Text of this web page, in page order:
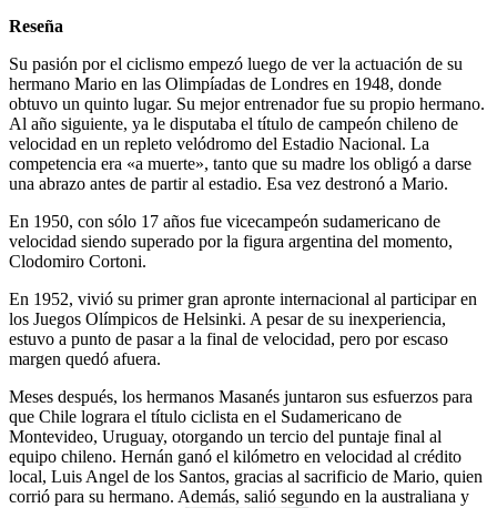
Reseña
Su pasión por el ciclismo empezó luego de ver la actuación de su
hermano Mario en las Olimpíadas de Londres en 1948, donde
obtuvo un quinto lugar. Su mejor entrenador fue su propio hermano.
Al año siguiente, ya le disputaba el título de campeón chileno de
velocidad en un repleto velódromo del Estadio Nacional. La
competencia era «a muerte», tanto que su madre los obligó a darse
una abrazo antes de partir al estadio. Esa vez destronó a Mario.
En 1950, con sólo 17 años fue vicecampeón sudamericano de
velocidad siendo superado por la figura argentina del momento,
Clodomiro Cortoni.
En 1952, vivió su primer gran apronte internacional al participar en
los Juegos Olímpicos de Helsinki. A pesar de su inexperiencia,
estuvo a punto de pasar a la final de velocidad, pero por escaso
margen quedó afuera.
Meses después, los hermanos Masanés juntaron sus esfuerzos para
que Chile lograra el título ciclista en el Sudamericano de
Montevideo, Uruguay, otorgando un tercio del puntaje final al
equipo chileno. Hernán ganó el kilómetro en velocidad al crédito
local, Luis Angel de los Santos, gracias al sacrificio de Mario, quien
corrió para su hermano. Además, salió segundo en la australiana y